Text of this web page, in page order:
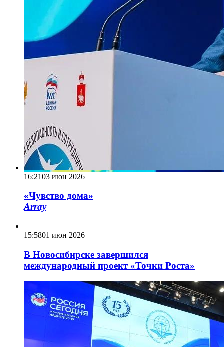
16:2103 июн 2026
«Чувство дома»
Array
15:5801 июн 2026
В Новосибирске завершился
международный проект «Точки Роста»